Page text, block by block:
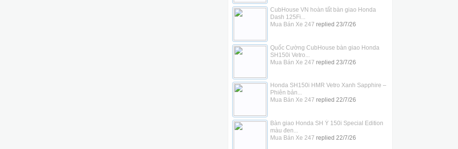
CubHouse VN hoàn tất bàn giao Honda
Dash 125Fi...
Mua Bán Xe 247 replied 23/7/26
Quốc Cường CubHouse bàn giao Honda
SH150i Vetro...
Mua Bán Xe 247 replied 23/7/26
Honda SH150i HMR Vetro Xanh Sapphire –
Phiên bản...
Mua Bán Xe 247 replied 22/7/26
Bàn giao Honda SH Ý 150i Special Edition
màu đen...
Mua Bán Xe 247 replied 22/7/26